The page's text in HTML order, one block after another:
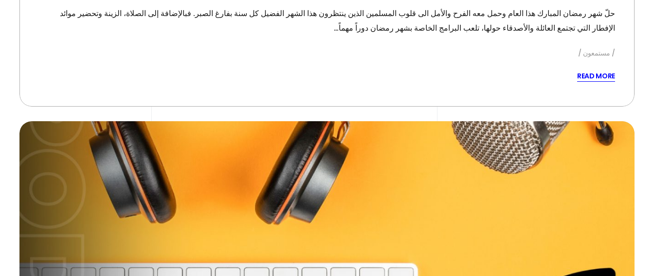
حلّ شهر رمضان المبارك هذا العام وحمل معه الفرح والأمل الى قلوب المسلمين الذين ينتظرون هذا الشهر الفضيل كل سنة بفارغ الصبر. فبالإضافة إلى الصلاة، الزينة وتحضير موائد
الإفطار التي تجتمع العائلة والأصدقاء حولها، تلعب البرامج الخاصة بشهر رمضان دوراً مهماً…
مستمعون
READ MORE